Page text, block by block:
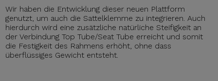
Wir haben die Entwicklung dieser neuen Plattform
genutzt, um auch die Sattelklemme zu integrieren. Auch
hierdurch wird eine zusätzliche natürliche Steifigkeit an
der Verbindung Top Tube/Seat Tube erreicht und somit
die Festigkeit des Rahmens erhöht, ohne dass
überflüssiges Gewicht entsteht.